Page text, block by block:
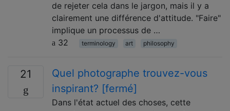
de rejeter cela dans le jargon, mais il y a
clairement une différence d'attitude. "Faire"
implique un processus de …
32
terminology art philosophy
21
Quel photographe trouvez-vous
inspirant? [fermé]
Dans l'état actuel des choses, cette